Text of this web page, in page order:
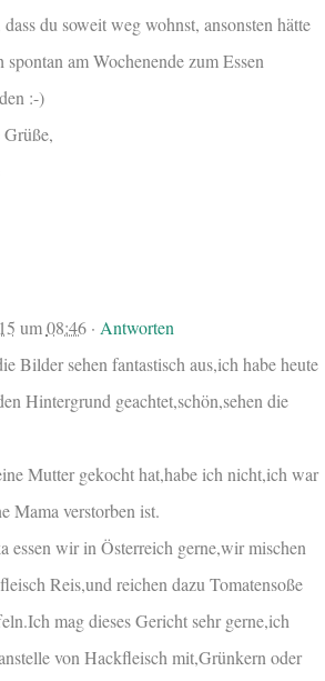
dass du soweit weg wohnst, ansonsten hätte
spontan am Wochenende zum Essen
:-)
um08:46· Antworten
Bilder sehen fantastisch aus,ich habe heute
Hintergrund geachtet,schön,sehen die
Mutter gekocht hat,habe ich nicht,ich war
Mama verstorben ist.
essen wir in Österreich gerne,wir mischen
Reis,und reichen dazu Tomatensoße
mag dieses Gericht sehr gerne,ich
von Hackfleisch mit,Grünkern oder